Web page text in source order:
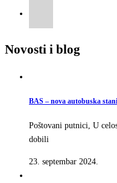
Novosti i blog
BAS – nova autobuska
Poštovani putnici, U
dobili
23. septembar 2024.